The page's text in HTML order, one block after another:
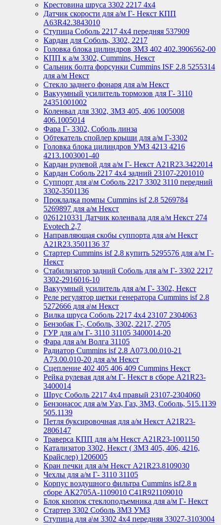
Крестовина шруса 3302 2217 4х4
Датчик скорости для а/м Г- Некст КПП
А63R42.3843010
Ступица Соболь 2217 4х4 передняя 537909
Кардан для Соболь, 3302, 2217
Головка блока цилиндров ЗМЗ 402 402.3906562-00
КПП к а/м 3302, Cummins, Некст
Сальник болта форсунки Cummins ISF 2.8 5255314
для а/м Некст
Стекло заднего фонаря для а/м Некст
Вакуумный усилитель тормозов для Г- 3110
24351001002
Коленвал для 3302, ЗМЗ 405, 406 1005008
406.1005014
Фара Г- 3302, Соболь линза
Обтекатель спойлер крыши для а/м Г-3302
Головка блока цилиндров УМЗ 4213 4216
4213.1003001-40
Кардан рулевой для а/м Г- Некст А21R23.3422014
Кардан Соболь 2217 4х4 задний 23107-2201010
Суппорт для а\м Соболь 2217 3302 3110 передний
3302-3501136
Прокладка помпы Cummins isf 2.8 5269784
5269897 для а/м Некст
0261210331 Датчик коленвала для а/м Некст 274
Evotech 2,7
Направляющая скобы суппорта для а/м Некст
A21R23.3501136 37
Стартер Cummins isf 2.8 купить 5295576 для а/м Г-
Некст
Стабилизатор задний Соболь для а/м Г- 3302 2217
3302-2916016-10
Вакуумный усилитель для а/м Г- 3302, Некст
Реле регулятор щетки генератора Cummins isf 2.8
5272666 для а\м Некст
Вилка шруса Соболь 2217 4х4 23107 2304063
Бензобак Г-, Соболь, 3302, 2217, 2705
ГУР для а/м Г- 3110 31105 3400014-20
Фара для а/м Волга 31105
Радиатор Cummins isf 2.8 А073.00.010-21
А73.00.010-20 для а/м Некст
Сцепление 402 405 406 409 Cummins Некст
Рейка рулевая для а/м Г- Некст в сборе А21R23-
3400014
Шрус Соболь 2217 4х4 правый 23107-2304060
Бензонасос для а/м Уаз, Газ, ЗМЗ, Соболь, 515.1139
505.1139
Петля буксировочная для а/м Некст A21R23-
2806147
Траверса КПП для а/м Некст A21R23-1001150
Катализатор 3302, Некст ( ЗМЗ 405, 406, 4216,
Крайслер) 1206005
Кран печки для а/м Некст A21R23.8109030
Чехлы для а/м Г- 3110 31105
Корпус воздушного фильтра Cummins isf2.8 в
сборе АК2705А-1109010 С41R921109010
Блок кнопок стеклоподъемника для а/м Г- Некст
Стартер 3302 Соболь ЗМЗ УМЗ
Ступица для а\м 3302 4х4 передняя 33027-3103004